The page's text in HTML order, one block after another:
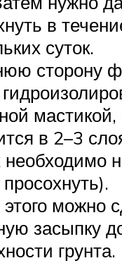
в
суток.
сторону
мастикой,
в 2–3
необходимо
можно
засыпку
грунта.